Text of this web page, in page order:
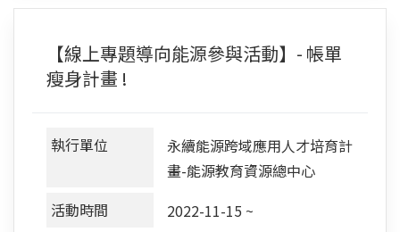
【線上專題導向能源參與活動】- 帳單
瘦身計畫 !
執行單位
永續能源跨域應用人才培育計
畫-能源教育資源總中心
活動時間
2022-11-15 ~